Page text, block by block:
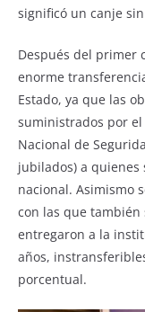
significó un canje
Después del primer
enorme
Estado, ya que las
suministrados por
Nacional de
jubilados) a quienes
nacional. Asimismo
con las que también
entregaron a la
años,
porcentual.